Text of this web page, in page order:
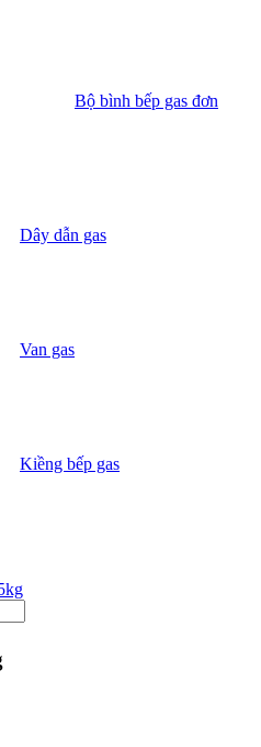
Bộ bình bếp gas đơn
Dây dẫn gas
Van gas
Kiềng bếp gas